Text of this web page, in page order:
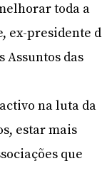
toda a
ex-presidente
Assuntos das
na luta da
estar mais
que